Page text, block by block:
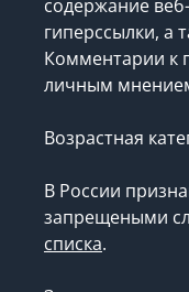
содержание
гиперссылки, а
Комментарии к
личным
Возрастная
В России
запрещеными
списка.